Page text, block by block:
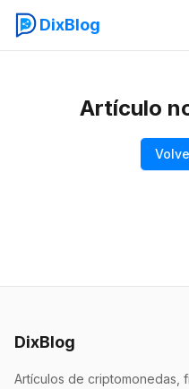
DixBlog
Artículo
DixBlog
Artículos de criptomonedas,